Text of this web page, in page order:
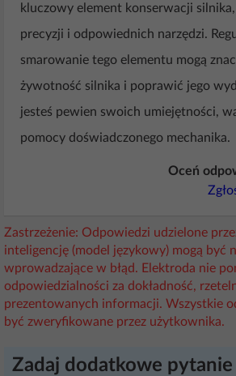
kluczowy element konserwacji
precyzji i odpowiednich narzędzi.
smarowanie tego elementu mogą
żywotność silnika i poprawić jego
jesteś pewien swoich umiejętności,
pomocy doświadczonego mechanika.
Oceń
Zastrzeżenie: Odpowiedzi udzielone
inteligencję (model językowy) mogą być
wprowadzające w błąd. Elektroda nie
odpowiedzialności za dokładność,
prezentowanych informacji. Wszystkie
być zweryfikowane przez użytkownika.
Zadaj dodatkowe pytanie